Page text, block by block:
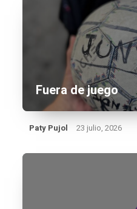
Fuera de juego
Paty Pujol 23 julio, 2026